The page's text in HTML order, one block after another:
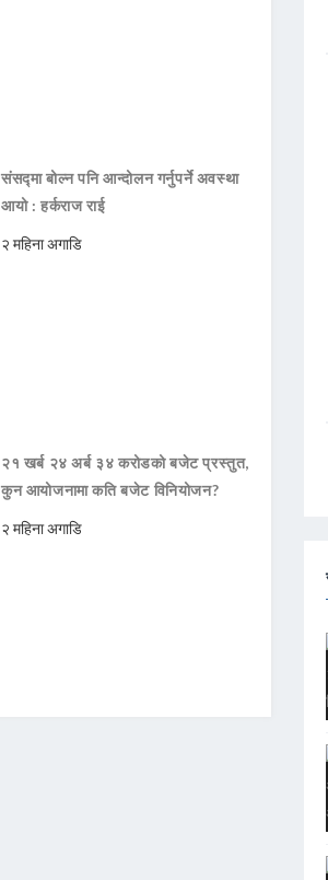
संसद्मा बोल्न पनि आन्दोलन गर्नुपर्ने अवस्था
आयो : हर्कराज राई
२ महिना अगाडि
२१ खर्ब २४ अर्ब ३४ करोडको बजेट प्रस्तुत,
कुन आयोजनामा कति बजेट विनियोजन?
२ महिना अगाडि